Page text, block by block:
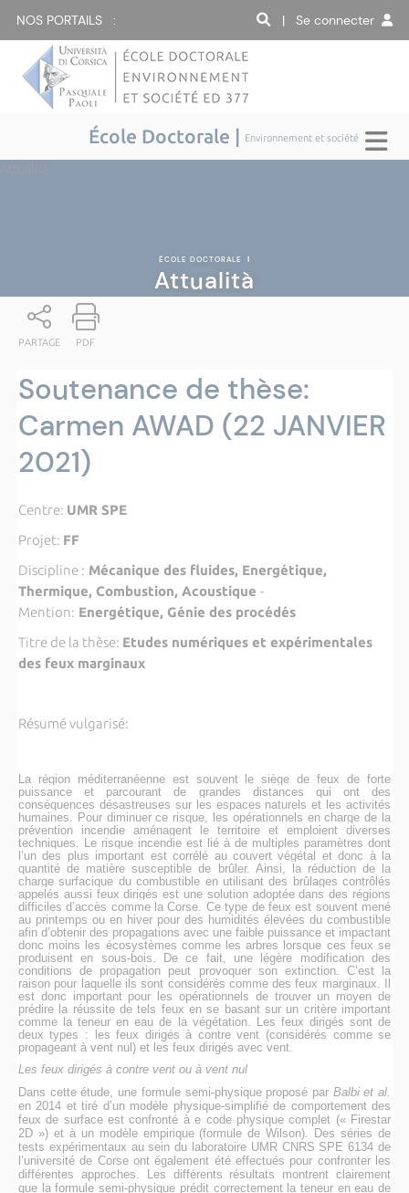
NOS PORTAILS : | Se connecter
École Doctorale | Environnement et société
ÉCOLE DOCTORALE |
Attualità
PARTAGE PDF
Soutenance de thèse:
Carmen AWAD (22 JANVIER
2021)
Centre: UMR SPE
Projet: FF
Discipline : Mécanique des fluides, Energétique,
Thermique, Combustion, Acoustique -
Mention: Energétique, Génie des procédés
Titre de la thèse: Etudes numériques et expérimentales
des feux marginaux
Résumé vulgarisé:
La région méditerranéenne est souvent le siège de feux de forte
puissance et parcourant de grandes distances qui ont des
conséquences désastreuses sur les espaces naturels et les activités
humaines. Pour diminuer ce risque, les opérationnels en charge de la
prévention incendie aménagent le territoire et emploient diverses
techniques. Le risque incendie est lié à de multiples paramètres dont
l’un des plus important est corrélé au couvert végétal et donc à la
quantité de matière susceptible de brûler. Ainsi, la réduction de la
charge surfacique du combustible en utilisant des brûlages contrôlés
appelés aussi feux dirigés est une solution adoptée dans des régions
difficiles d’accès comme la Corse. Ce type de feux est souvent mené
au printemps ou en hiver pour des humidités élevées du combustible
afin d’obtenir des propagations avec une faible puissance et impactant
donc moins les écosystèmes comme les arbres lorsque ces feux se
produisent en sous-bois. De ce fait, une légère modification des
conditions de propagation peut provoquer son extinction. C’est la
raison pour laquelle ils sont considérés comme des feux marginaux. Il
est donc important pour les opérationnels de trouver un moyen de
prédire la réussite de tels feux en se basant sur un critère important
comme la teneur en eau de la végétation. Les feux dirigés sont de
deux types : les feux dirigés à contre vent (considérés comme se
propageant à vent nul) et les feux dirigés avec vent.
Les feux dirigés à contre vent ou à vent nul
Dans cette étude, une formule semi-physique proposé par Balbi et al.
en 2014 et tiré d’un modèle physique-simplifié de comportement des
feux de surface est confronté à e code physique complet (« Firestar
2D ») età un modèle empirique (formule de Wilson). Des séries de
tests expérimentaux au sein du laboratoire UMR CNRS SPE 6134 de
l’université de Corse ont également été effectués pour confronter les
différentes approches. Les différents résultats montrent clairement
que laformule semi-physique prédit correctement la teneur en eau de